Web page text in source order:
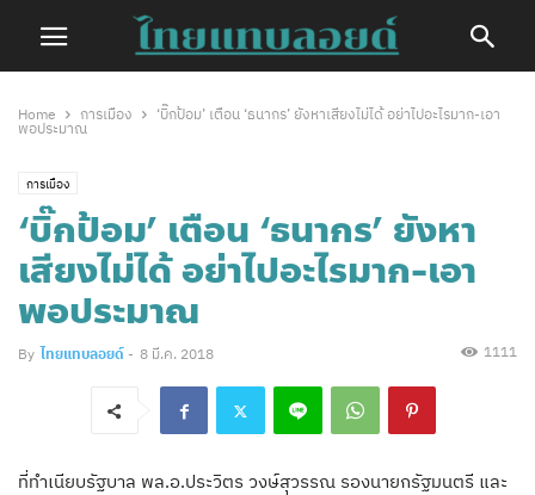
Home การเมือง
‘บิ๊กป้อม’ เตือน ‘ธนากร’ ยังหาเสียงไม่ได้ อย่าไปอะไรมาก-เอา
พอประมาณ
การเมือง
‘บิ๊กป้อม’ เตือน ‘ธนากร’ ยังหา
เสียงไม่ได้ อย่าไปอะไรมาก-เอา
พอประมาณ
By ไทยแทบลอยด์ - 8 มี.ค. 2018 1111
ที่ทำเนียบรัฐบาล พล.อ.ประวิตร วงษ์สุวรรณ รองนายกรัฐมนตรี และ